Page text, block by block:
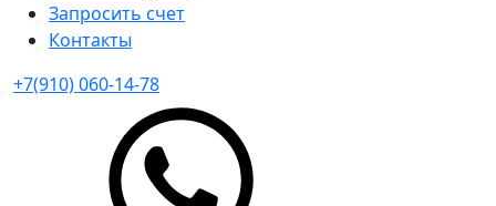
Запросить счет
Контакты
+7(910) 060-14-78